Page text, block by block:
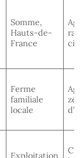
Somme,
Hauts-de-
France
Ferme
familiale
locale
Exploitation